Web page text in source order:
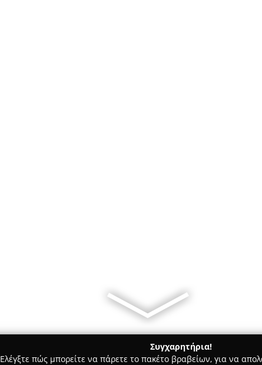
Συγχαρητήρια!
Ελέγξτε πώς μπορείτε να πάρετε το πακέτο βραβείων, για να